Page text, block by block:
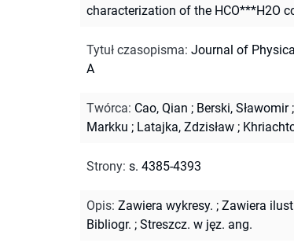
characterization of the HCO***H2O
Tytuł czasopisma: Journal of
A
Twórca: Cao, Qian ; Berski, Sławomir;
Markku ; Latajka, Zdzisław ;
Strony: s. 4385-4393
Opis: Zawiera wykresy. ; Zawiera
Bibliogr. ; Streszcz. w jęz. ang.